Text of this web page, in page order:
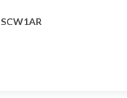
SCW1AR